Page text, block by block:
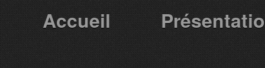
Accueil